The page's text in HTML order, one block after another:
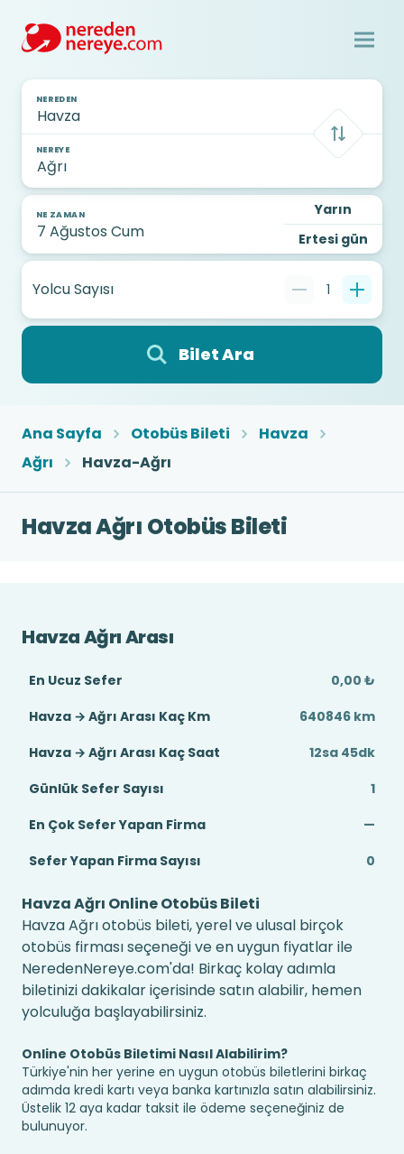
NEREDEN
NEREYE
NE ZAMAN
Yarın
Ertesi gün
Yolcu Sayısı 1
Bilet Ara
Ana Sayfa Otobüs Bileti
Havza
Ağrı
Havza-Ağrı
Havza Ağrı Otobüs Bileti
Havza Ağrı Arası
En Ucuz Sefer
0,00 ₺
Havza → Ağrı Arası Kaç Km
640846 km
Havza → Ağrı Arası Kaç Saat
12sa 45dk
Günlük Sefer Sayısı
1
En Çok Sefer Yapan Firma
—
Sefer Yapan Firma Sayısı
0
Havza Ağrı Online Otobüs Bileti
Havza Ağrı otobüs bileti, yerel ve ulusal birçok
otobüs firması seçeneği ve en uygun fiyatlar ile
NeredenNereye.com'da! Birkaç kolay adımla
biletinizi dakikalar içerisinde satın alabilir, hemen
yolculuğa başlayabilirsiniz.
Online Otobüs Biletimi Nasıl Alabilirim?
Türkiye'nin her yerine en uygun otobüs biletlerini birkaç
adımda kredi kartı veya banka kartınızla satın alabilirsiniz.
Üstelik 12 aya kadar taksit ile ödeme seçeneğiniz de
bulunuyor.